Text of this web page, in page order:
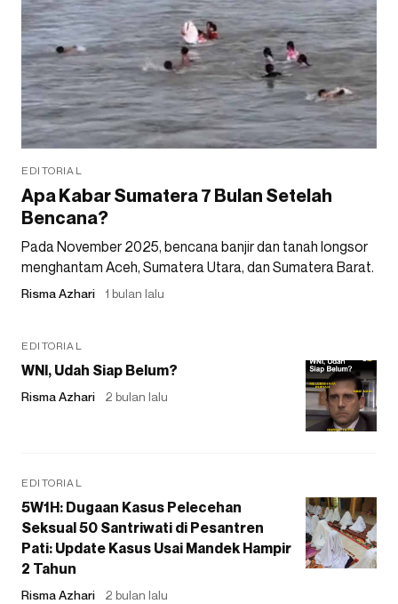
EDITORIAL
Apa Kabar Sumatera 7 Bulan Setelah
Bencana?
Pada November 2025, bencana banjir dan tanah longsor
menghantam Aceh, Sumatera Utara, dan Sumatera Barat.
Risma Azhari 1 bulan lalu
EDITORIAL
WNI, Udah Siap Belum?
Risma Azhari 2 bulan lalu
EDITORIAL
5W1H: Dugaan Kasus Pelecehan
Seksual 50 Santriwati di Pesantren
Pati: Update Kasus Usai Mandek Hampir
2 Tahun
Risma Azhari 2 bulan lalu